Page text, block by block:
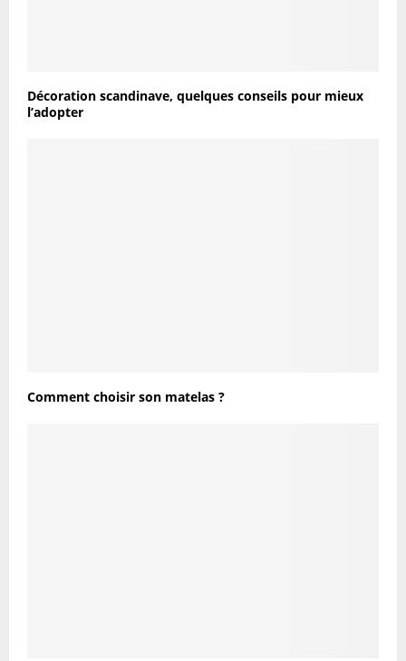
Décoration scandinave, quelques conseils pour mieux
l’adopter
Comment choisir son matelas ?